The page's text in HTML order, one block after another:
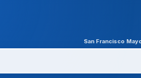
San Francisco